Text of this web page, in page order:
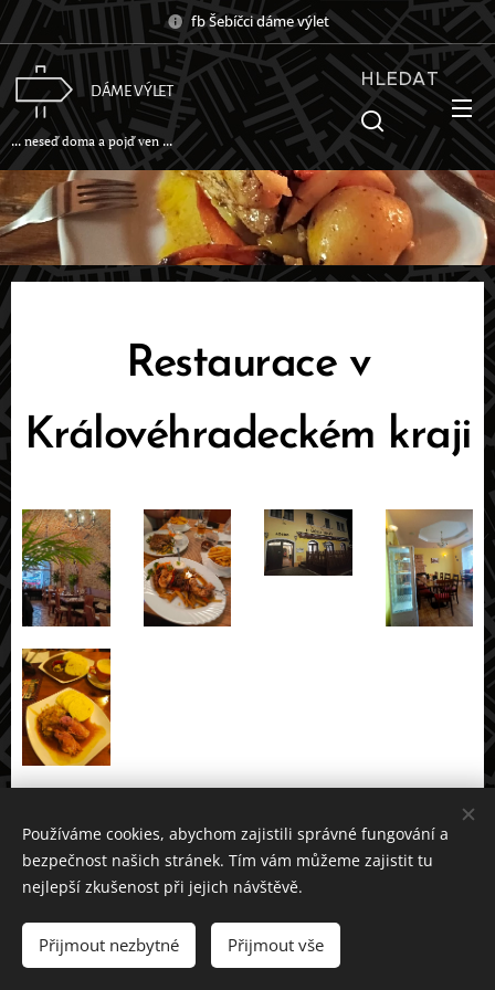
fb Šebíčci dáme výlet
DÁME VÝLET
... neseď doma a pojď ven ...
HLEDAT
Restaurace v
Královéhradeckém kraji
Dáme výlet. neseď doma a pojď ven © 2021
Vytvořeno službou Webnode
Používáme cookies, abychom zajistili správné fungování a
bezpečnost našich stránek. Tím vám můžeme zajistit tu
nejlepší zkušenost při jejich návštěvě.
Přijmout nezbytné Přijmout vše